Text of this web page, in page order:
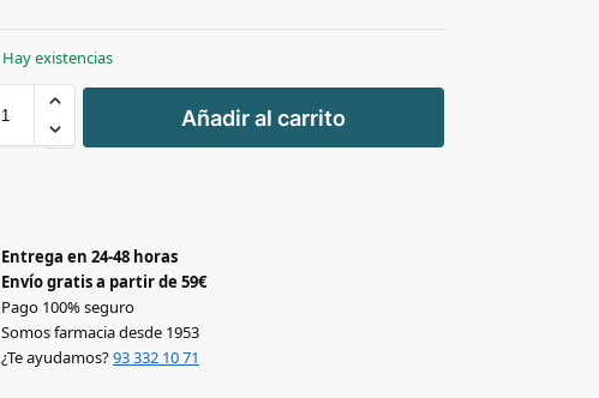
Hay existencias
+
-
Añadir al carrito
Entrega en 24-48 horas
Envío gratis a partir de 59€
Pago 100% seguro
Somos farmacia desde 1953
¿Te ayudamos?93 332 10 71